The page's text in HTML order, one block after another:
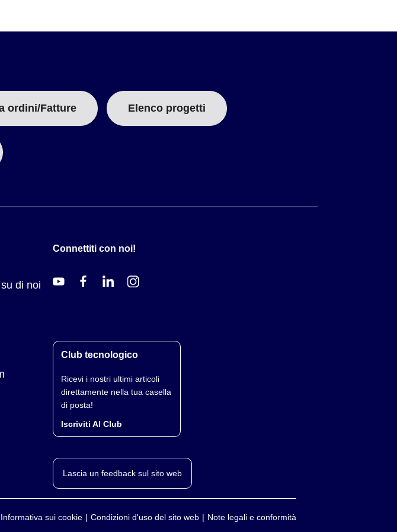
ordini/Fatture Elenco progetti
di noi
Connettiti con noi!
Club tecnologico
Ricevi i nostri ultimi articoli
direttamente nella tua casella
di posta!
Iscriviti Al Club
Lascia un feedback sul sito web
Informativa sui cookie Condizioni d'uso del sito web Note legali e conformità